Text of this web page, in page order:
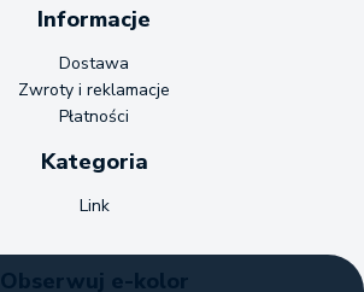
Informacje
Dostawa
Zwroty i reklamacje
Płatności
Kategoria
Link
Obserwuj e-kolor